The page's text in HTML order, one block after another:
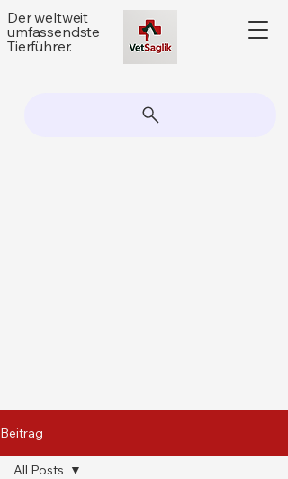
Der weltweit
umfassendste
Tierführer.
Beitrag
All Posts